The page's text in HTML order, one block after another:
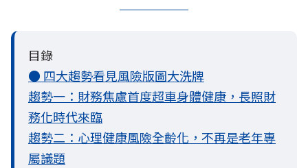
目錄
● 四大趨勢看見風險版圖大洗牌
趨勢一：財務焦慮首度超車身體健康，長照財
務化時代來臨
趨勢二：心理健康風險全齡化，不再是老年專
屬議題